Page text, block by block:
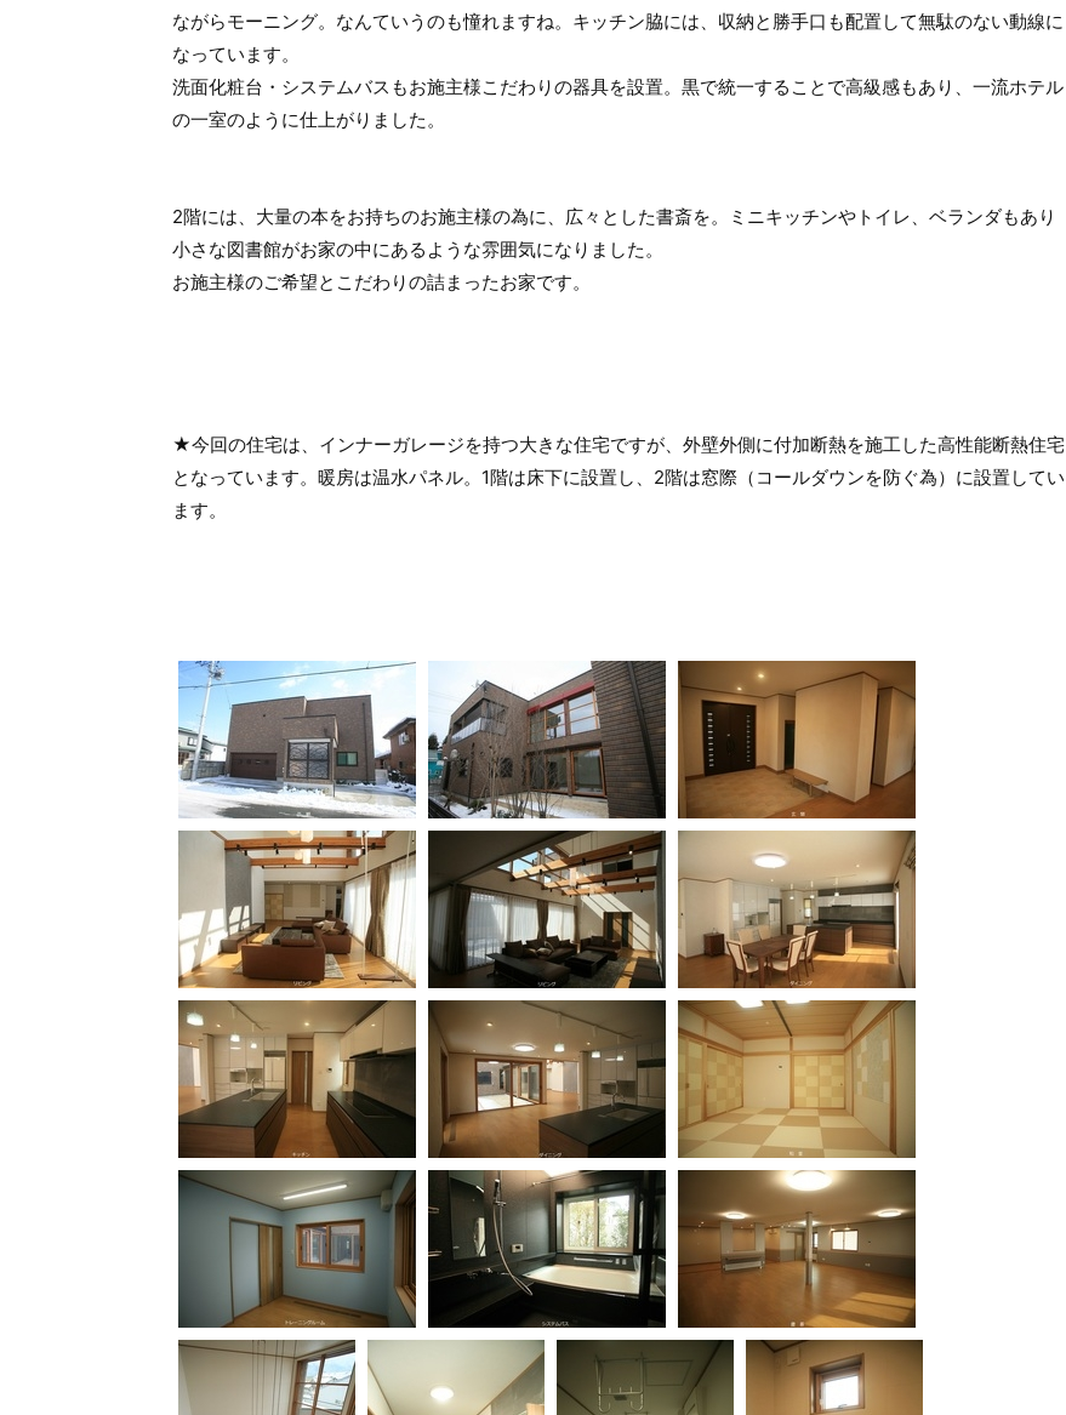
ながらモーニング。なんていうのも憧れますね。キッチン脇には、収納と勝手口も配置して無駄のない動線に
なっています。
洗面化粧台・システムバスもお施主様こだわりの器具を設置。黒で統一することで高級感もあり、一流ホテル
の一室のように仕上がりました。
2階には、大量の本をお持ちのお施主様の為に、広々とした書斎を。ミニキッチンやトイレ、ベランダもあり
小さな図書館がお家の中にあるような雰囲気になりました。
お施主様のご希望とこだわりの詰まったお家です。
★今回の住宅は、インナーガレージを持つ大きな住宅ですが、外壁外側に付加断熱を施工した高性能断熱住宅
となっています。暖房は温水パネル。1階は床下に設置し、2階は窓際（コールダウンを防ぐ為）に設置してい
ます。